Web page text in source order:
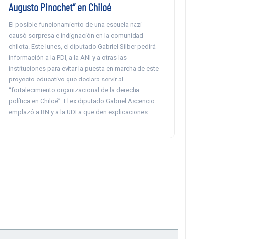
Augusto Pinochet” en Chiloé
El posible funcionamiento de una escuela nazi
causó sorpresa e indignación en la comunidad
chilota. Este lunes, el diputado Gabriel Silber pedirá
información a la PDI, a la ANI y a otras las
instituciones para evitar la puesta en marcha de este
proyecto educativo que declara servir al
“fortalecimiento organizacional de la derecha
política en Chiloé”. El ex diputado Gabriel Ascencio
emplazó a RN y a la UDI a que den explicaciones.